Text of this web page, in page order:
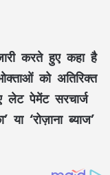
करते हुए कहा है
को अतिरिक्त
लेट पेमेंट सरचार्ज
या ‘रोज़ाना ब्याज’